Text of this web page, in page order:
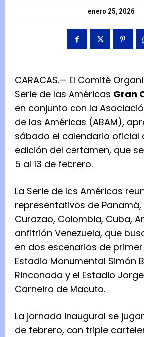
enero 25, 2026
CARACAS.— El Comité
Serie de las Américas Gran
en conjunto con la
de las Américas (ABAM),
sábado el calendario oficial
edición del certamen, que
5 al 13 de febrero.
La Serie de las Américas
representativos de Panamá,
Curazao, Colombia, Cuba,
anfitrión Venezuela, que
en dos escenarios de primer
Estadio Monumental Simón
Rinconada y el Estadio
Carneiro de Macuto.
La jornada inaugural se
de febrero, con triple